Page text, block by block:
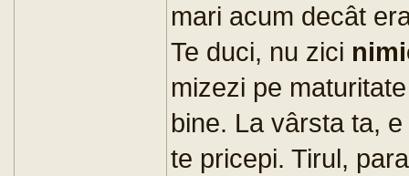
mari acum decât
Te duci, nu zici
mizezi pe
bine. La vârsta ta,
te pricepi. Tirul,